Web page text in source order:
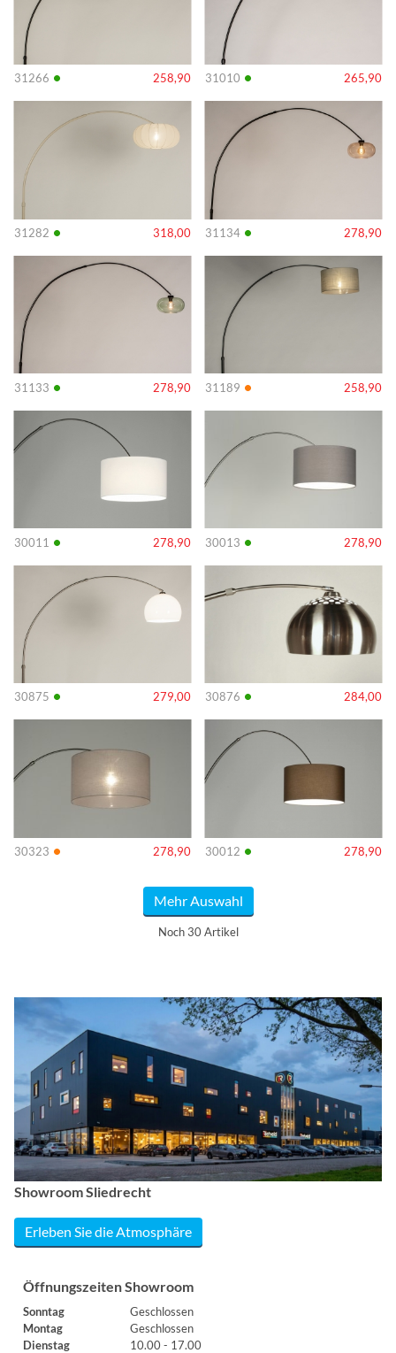
31266 • 258,90 31010 • 265,90
31282 • 318,00
Info
31134 • 278,90
Info
31133 • 278,90
Info
31189 • 258,90
Info
30011 • 278,90
Info
30013 • 278,90
Info
30875 • 279,00
Info
30876 • 284,00
Info
30323 • 278,90
Info
30012 • 278,90
Info
Mehr Auswahl
Noch 30 Artikel
Showroom Sliedrecht
Erleben Sie die Atmosphäre
Öffnungszeiten Showroom
Sonntag
Geschlossen
Montag
Geschlossen
Dienstag
10.00 - 17.00